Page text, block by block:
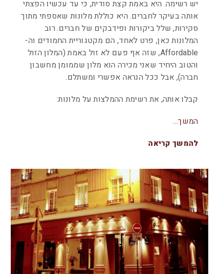
יש רשימה. היא באמת קצת סודית, כי עד עכשיו הפצתי
אותה בעיקר לחברים. היא כוללת מלונות שאספתי מתוך
סקירות, שלל ביקורות ופידבקים של חברים. רוב
המלונות כאן, פרט לאחד, הם מקטגוריית החמודים וה-
Affordable, שזה אף פעם לא זול באמת (המלון הזול
והטוב היחיד שאני מכירה הוא מלון שממומן מחשבון
חברה), אבל ככל הנראה אפשרי ומשתלם.
קבלו אותה, את רשימת ההמלצות על מלונות:
המשך…
להמשך קריאה